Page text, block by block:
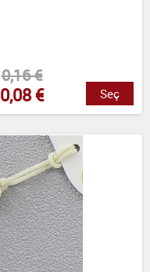
0,16 €
0,08 € Seç